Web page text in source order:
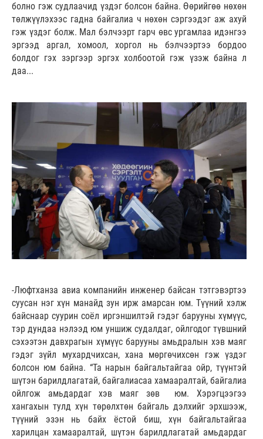
болно гэж судлаачид үздэг болсон байна. Өөрийгөө нөхөн
төлжүүлэхээс гадна байгалиа ч нөхөн сэргээдэг аж ахуй
гэж үздэг болж. Мал бэлчээрт гарч өвс ургамлаа идэнгээ
эргээд аргал, хомоол, хоргол нь бэлчээртээ бордоо
болдог гэх зэргээр эргэх холбоотой гэж үзэж байна л
даа...
-Люфтханза авиа компанийн инженер байсан тэтгэвэртээ
суусан нэг хүн манайд зун ирж амарсан юм. Түүний хэлж
байснаар суурин соёл иргэншилтэй гэдэг барууны хүмүүс,
тэр дундаа нэлээд юм уншиж судалдаг, ойлгодог түвшний
сэхээтэн давхрагын хүмүүс барууны амьдралын хэв маяг
гэдэг зүйл мухардчихсан, хана мөргөчихсөн гэж үздэг
болсон юм байна. “Та нарын байгальтайгаа ойр, түүнтэй
шүтэн барилдлагатай, байгалиасаа хамааралтай, байгалиа
ойлгож амьдардаг хэв маяг зөв юм. Хэрэгцээгээ
хангахын тулд хүн төрөлхтөн байгаль дэлхийг эрхшээж,
түүний эзэн нь байх ёстой биш, хүн байгальтайгаа
харилцан хамааралтай, шүтэн барилдлагатай амьдардаг